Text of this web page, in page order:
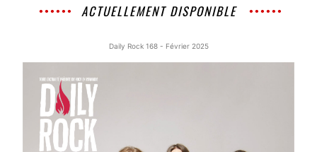
ACTUELLEMENT DISPONIBLE
Daily Rock 168 - Février 2025